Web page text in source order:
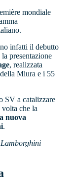
mondiale
infatti il debutto
la presentazione
, realizzata
Miura e i 55
SV a catalizzare
che la
nuova
.